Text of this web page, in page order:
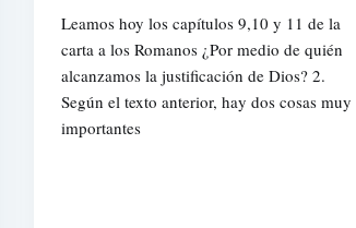
Leamos hoy los capítulos 9,10 y 11 de la
carta a los Romanos ¿Por medio de quién
alcanzamos la justificación de Dios? 2.
Según el texto anterior, hay dos cosas muy
importantes